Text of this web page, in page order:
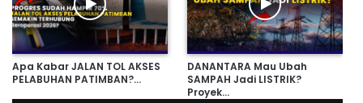
Apa Kabar JALAN TOL AKSES
PELABUHAN PATIMBAN?…
DANANTARA Mau Ubah
SAMPAH Jadi LISTRIK?
Proyek…